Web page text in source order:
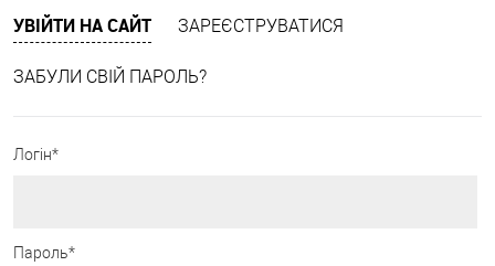
УВІЙТИ НА САЙТ ЗАРЕЄСТРУВАТИСЯ
ЗАБУЛИ СВІЙ ПАРОЛЬ?
Логін*
Пароль*